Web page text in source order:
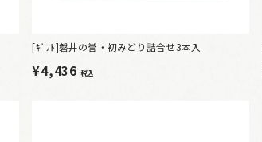
[ｷﾞﾌﾄ]磐井の誉・初みどり詰合せ3本入
¥4,436 税込